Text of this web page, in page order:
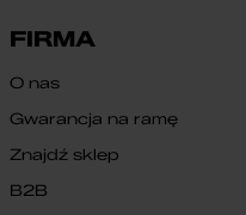
FIRMA
O nas
Gwarancja na ramę
Znajdź sklep
B2B